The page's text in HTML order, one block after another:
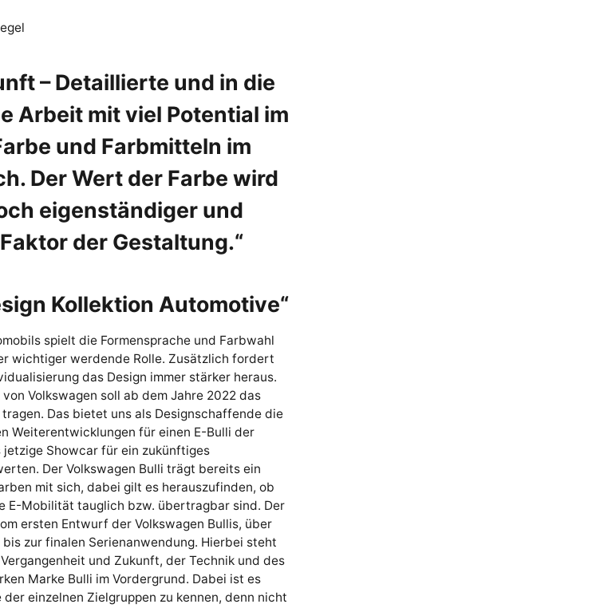
– Detaillierte und in die
Arbeit mit viel Potential im
und Farbmitteln im
Der Wert der Farbe wird
eigenständiger und
der Gestaltung.“
Kollektion Automotive“
spielt die Formensprache und Farbwahl
wichtiger werdende Rolle. Zusätzlich fordert
das Design immer stärker heraus.
Volkswagen soll ab dem Jahre 2022 das
Das bietet uns als Designschaffende die
Weiterentwicklungen für einen E-Bulli der
Showcar für ein zukünftiges
Der Volkswagen Bulli trägt bereits ein
mit sich, dabei gilt es herauszufinden, ob
E-Mobilität tauglich bzw. übertragbar sind. Der
ersten Entwurf der Volkswagen Bullis, über
zur finalen Serienanwendung. Hierbei steht
und Zukunft, der Technik und des
Marke Bulli im Vordergrund. Dabei ist es
einzelnen Zielgruppen zu kennen, denn nicht